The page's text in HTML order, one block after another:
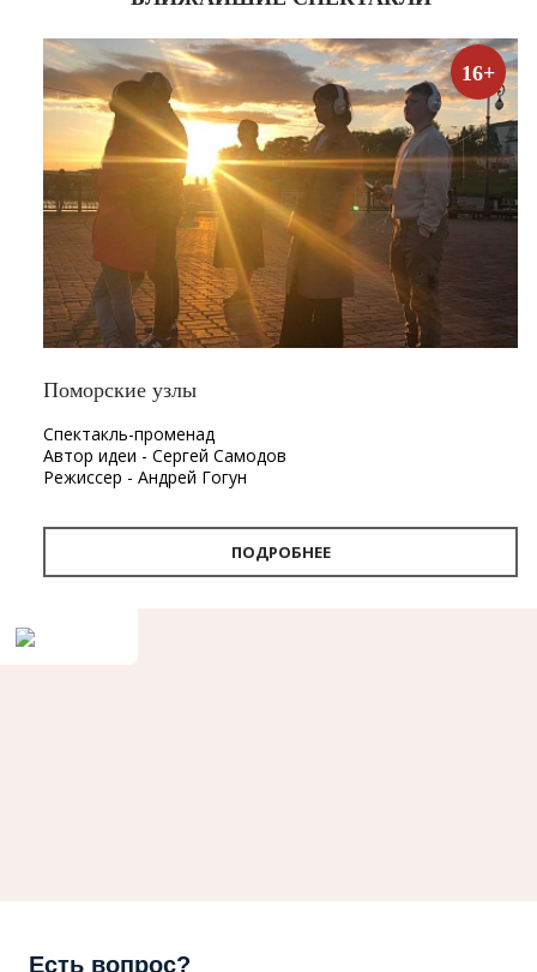
16+
Поморские узлы
Спектакль-променад
Автор идеи - Сергей Самодов
Режиссер - Андрей Гогун
- 1 час.
течением реки времени. На этом пути он, вероятно,
ПОДРОБНЕЕ
Есть вопрос?